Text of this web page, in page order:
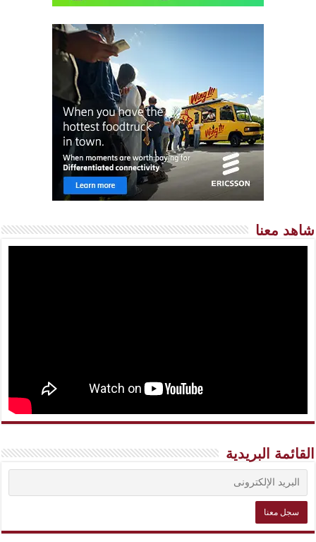
شاهد معنا
القائمة البريدية